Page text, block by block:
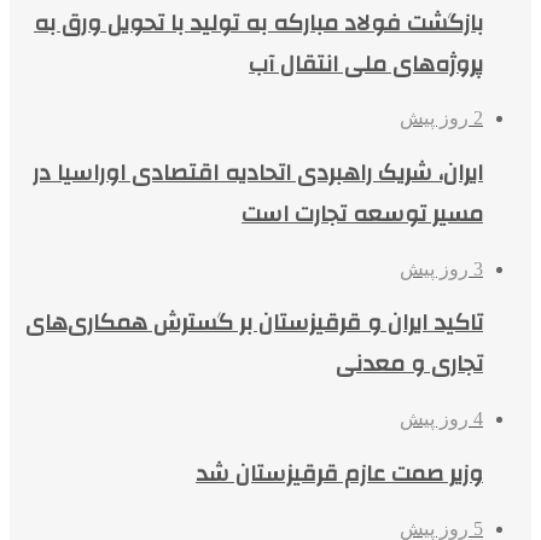
بازگشت فولاد مبارکه به تولید با تحویل ورق به
پروژه‌های ملی انتقال آب
2 روز پیش
ایران، شریک راهبردی اتحادیه اقتصادی اوراسیا در
مسیر توسعه تجارت است
3 روز پیش
تاکید ایران و قرقیزستان بر گسترش همکاری‌های
تجاری و معدنی
4 روز پیش
وزیر صمت عازم قرقیزستان شد
5 روز پیش